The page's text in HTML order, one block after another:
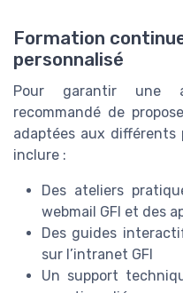
Formation
personnalisé
Pour garantir une
recommandé de
adaptées aux différents
inclure :
Des ateliers
webmail GFI et des
Des guides
sur l’intranet GFI
Un support